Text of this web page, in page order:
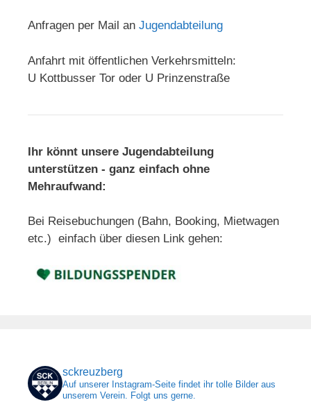
Anfragen per Mail an Jugendabteilung
Anfahrt mit öffentlichen Verkehrsmitteln:
U Kottbusser Tor oder U Prinzenstraße
Ihr könnt unsere Jugendabteilung
unterstützen - ganz einfach ohne
Mehraufwand:
Bei Reisebuchungen (Bahn, Booking, Mietwagen
etc.) einfach über diesen Link gehen:
sckreuzberg
Auf unserer Instagram-Seite findet ihr tolle Bilder aus
unserem Verein. Folgt uns gerne.